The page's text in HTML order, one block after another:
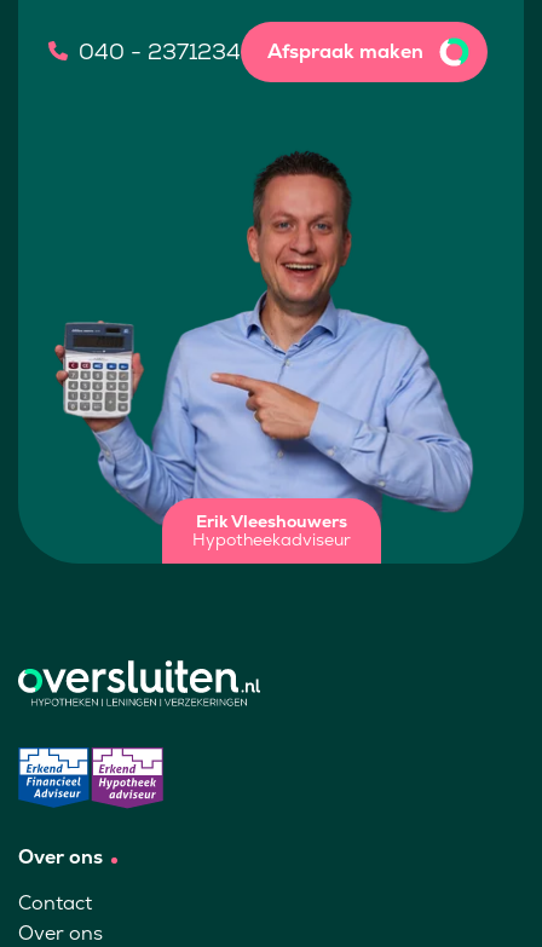
040 - 2371234 Afspraak maken
Erik Vleeshouwers
Hypotheekadviseur
Over ons
Contact
Over ons